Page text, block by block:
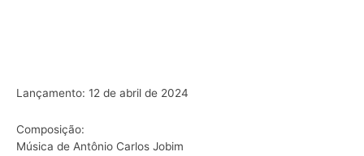
Lançamento: 12 de abril de 2024
Composição:
Música de Antônio Carlos Jobim